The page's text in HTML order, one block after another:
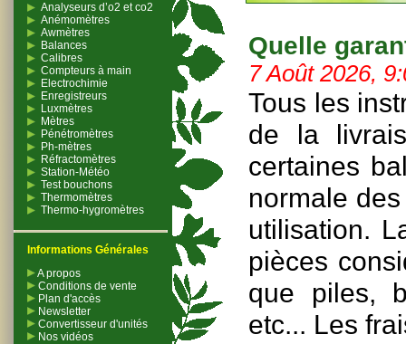
Analyseurs d’o2 et co2
Anémomètres
Awmètres
Balances
Calibres
Compteurs à main
Electrochimie
Enregistreurs
Luxmètres
Mètres
Pénétromètres
Ph-mètres
Réfractomètres
Station-Météo
Test bouchons
Thermomètres
Thermo-hygromètres
Informations Générales
A propos
Conditions de vente
Plan d'accès
Newsletter
Convertisseur d'unités
Nos vidéos
Quelle
7 Août 2026,
Tous les
de la
certaines
normale
utilisation.
pièces
que piles,
etc... Les